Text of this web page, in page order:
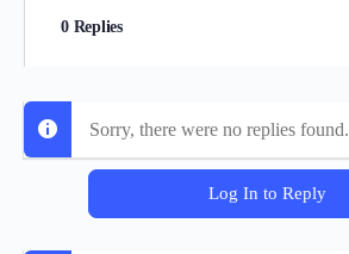
0 Replies
Sorry, there were no replies found.
Log In to Reply